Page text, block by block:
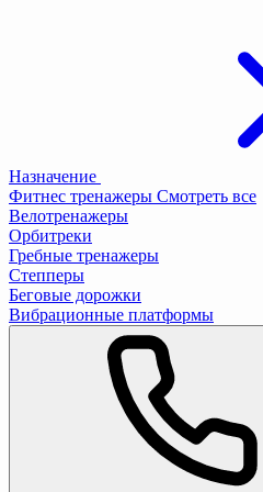
Назначение
Фитнес тренажеры Смотреть все
Велотренажеры
Орбитреки
Гребные тренажеры
Степперы
Беговые дорожки
Вибрационные платформы